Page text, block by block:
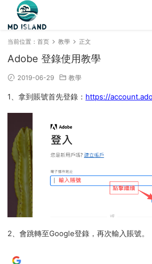
当前位置： 首页 教學 正文
Adobe 登錄使用教學
2019-06-29 教學
1、拿到賬號首先登錄： https://
2、會跳轉至Google登錄，再次輸入賬號。